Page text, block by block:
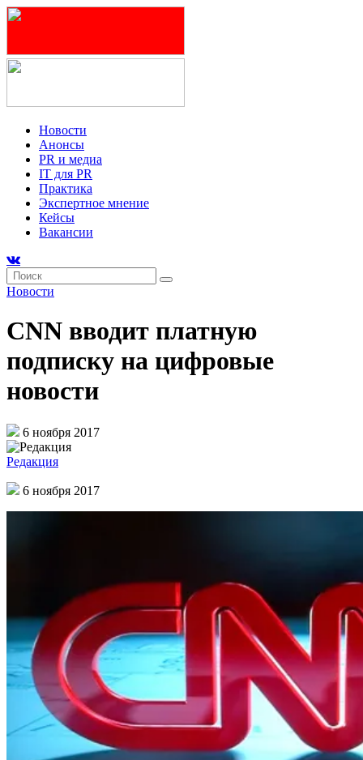
Новости
Анонсы
PR и медиа
IT для PR
Практика
Экспертное мнение
Кейсы
Вакансии
Новости
CNN вводит платную
подписку на цифровые
новости
6 ноября 2017
Редакция
6 ноября 2017